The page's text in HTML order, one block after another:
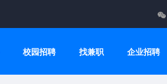
校园招聘 找兼职 企业招聘